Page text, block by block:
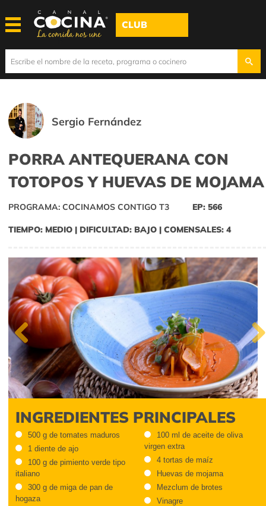
CLUB
Sergio Fernández
PORRA ANTEQUERANA CON
TOTOPOS Y HUEVAS DE MOJAMA
PROGRAMA: COCINAMOS CONTIGO T3 EP: 566
TIEMPO: MEDIO | DIFICULTAD: BAJO | COMENSALES: 4
Previous Next
INGREDIENTES PRINCIPALES
500 g de tomates maduros
1 diente de ajo
100 g de pimiento verde tipo
italiano
300 g de miga de pan de
hogaza
100 ml de aceite de oliva
virgen extra
4 tortas de maíz
Huevas de mojama
Mezclum de brotes
Vinagre